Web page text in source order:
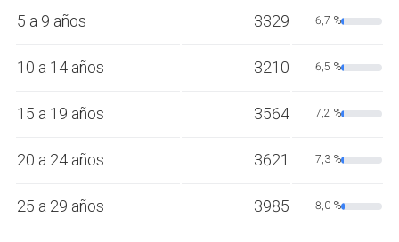
5 a 9 años 3329 6,7 %
10 a 14 años 3210 6,5 %
15 a 19 años 3564 7,2 %
20 a 24 años 3621 7,3 %
25 a 29 años 3985 8,0 %